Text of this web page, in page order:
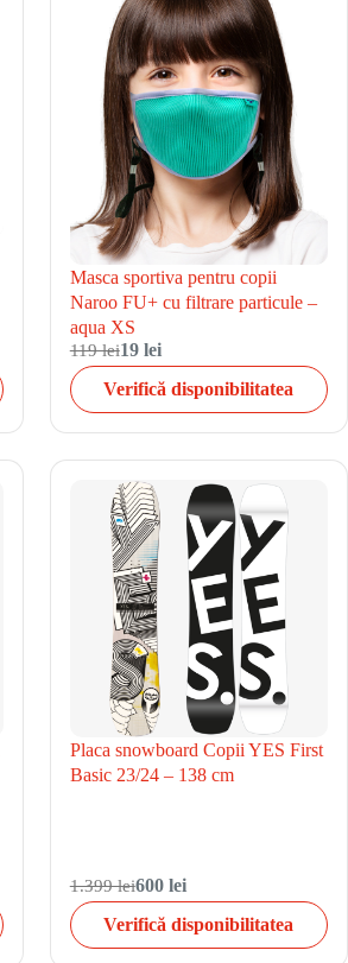
Masca sportiva pentru copii
Naroo FU+ cu filtrare particule –
aqua XS
119 lei19 lei
Verifică disponibilitatea
Placa snowboard Copii YES First
Basic 23/24 – 138 cm
1.399 lei600 lei
Verifică disponibilitatea